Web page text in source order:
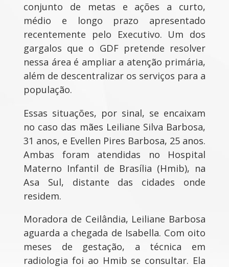
conjunto de metas e ações a curto,
médio e longo prazo apresentado
recentemente pelo Executivo. Um dos
gargalos que o GDF pretende resolver
nessa área é ampliar a atenção primária,
além de descentralizar os serviços para a
população.
Essas situações, por sinal, se encaixam
no caso das mães Leiliane Silva Barbosa,
31 anos, e Evellen Pires Barbosa, 25 anos.
Ambas foram atendidas no Hospital
Materno Infantil de Brasília (Hmib), na
Asa Sul, distante das cidades onde
residem.
Moradora de Ceilândia, Leiliane Barbosa
aguarda a chegada de Isabella. Com oito
meses de gestação, a técnica em
radiologia foi ao Hmib se consultar. Ela